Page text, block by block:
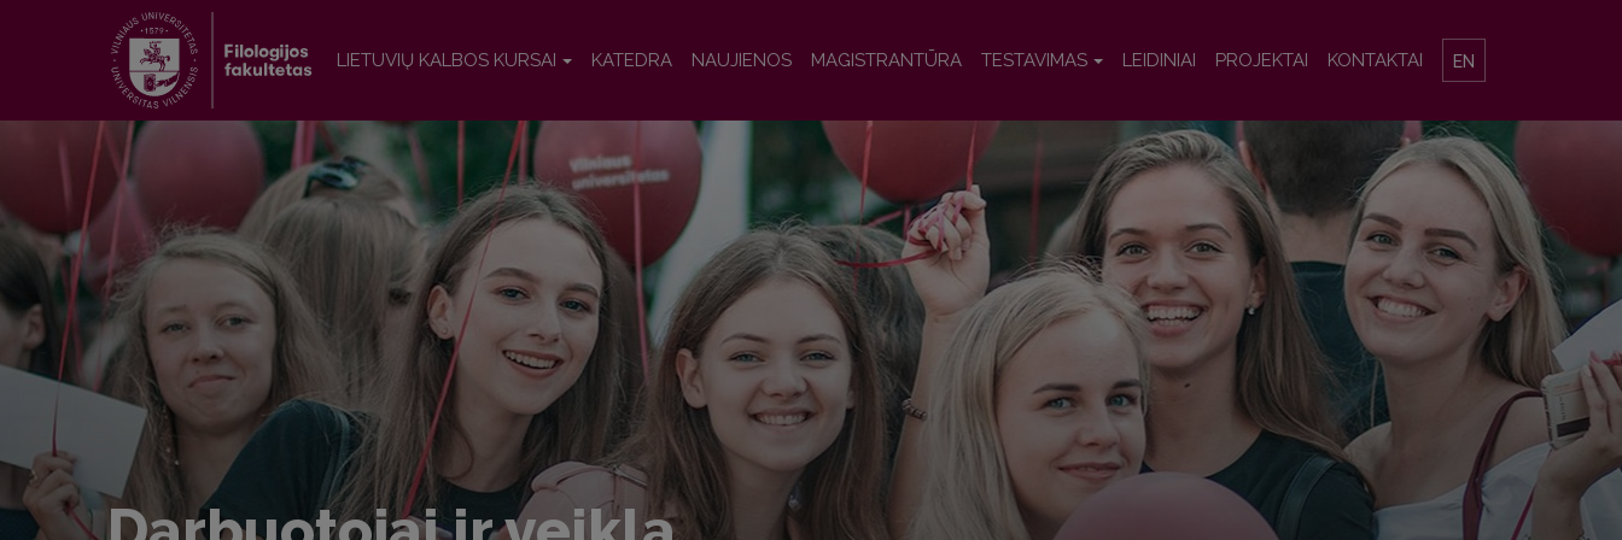
LIETUVIŲ KALBOS KURSAI KATEDRA NAUJIENOS MAGISTRANTŪRA TESTAVIMAS LEIDINIAI PROJEKTAI KONTAKTAI EN